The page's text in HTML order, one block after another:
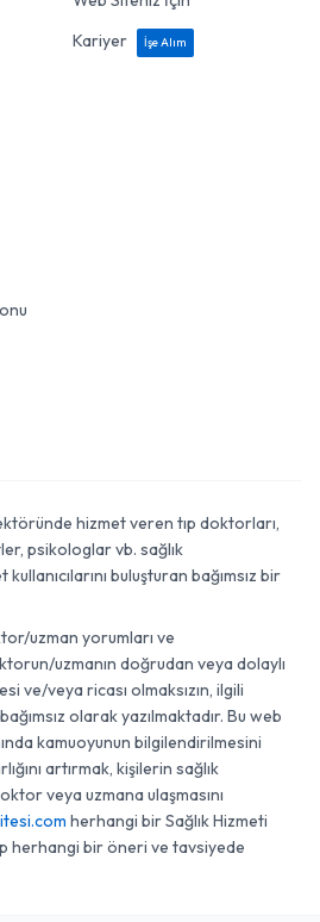
Kariyer
İşe Alım
hizmet veren tıp doktorları,
psikologlar vb. sağlık
buluşturan bağımsız bir
uzman yorumları ve
uzmanın doğrudan veya dolaylı
ve/veya ricası olmaksızın, ilgili
olarak yazılmaktadır. Bu web
kamuoyunun bilgilendirilmesini
artırmak, kişilerin sağlık
veya uzmana ulaşmasını
herhangi bir Sağlık Hizmeti
herhangi bir öneri ve tavsiyede